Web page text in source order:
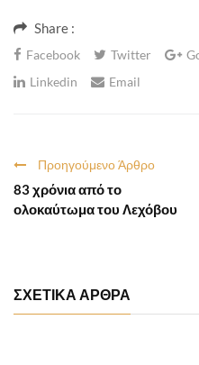
Share :
Facebook Twitter
Linkedin
Email
Προηγούμενο Άρθρο
83 χρόνια από το
ολοκαύτωμα του Λεχόβου
ΣΧΕΤΙΚΑ ΑΡΘΡΑ